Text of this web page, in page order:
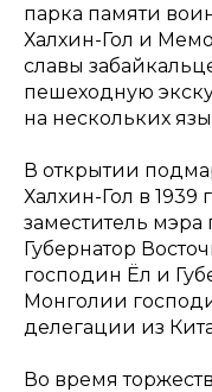
парка памяти
Халхин-Гол и
славы
пешеходную
на нескольких
В открытии
Халхин-Гол в 1939
заместитель
Губернатор
господин Ёл и
Монголии
делегации из
Во время